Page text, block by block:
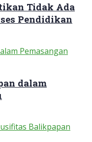
Tidak Ada
Pendidikan
dalam